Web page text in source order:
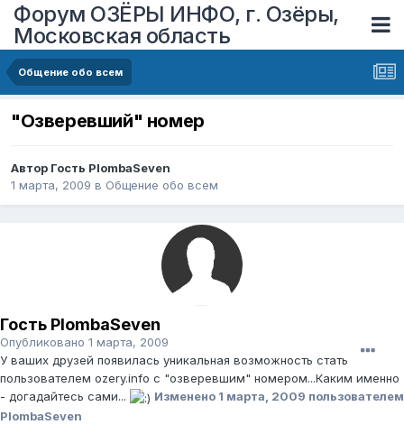
Форум ОЗЁРЫ ИНФО, г. Озёры,
Московская область
Общение обо всем
"Озверевший" номер
Автор Гость PlombaSeven
1 марта, 2009 в Общение обо всем
Гость PlombaSeven
Опубликовано 1 марта, 2009
У ваших друзей появилась уникальная возможность стать
пользователем ozery.info с "озверевшим" номером...Каким именно
- догадайтесь сами...
Изменено 1 марта, 2009 пользователем
PlombaSeven